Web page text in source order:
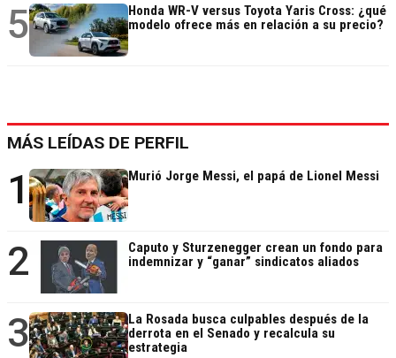
5
Honda WR-V versus Toyota Yaris Cross: ¿qué
modelo ofrece más en relación a su precio?
MÁS LEÍDAS DE PERFIL
1 Murió Jorge Messi, el papá de Lionel Messi
2
Caputo y Sturzenegger crean un fondo para
indemnizar y “ganar” sindicatos aliados
3
La Rosada busca culpables después de la
derrota en el Senado y recalcula su
estrategia